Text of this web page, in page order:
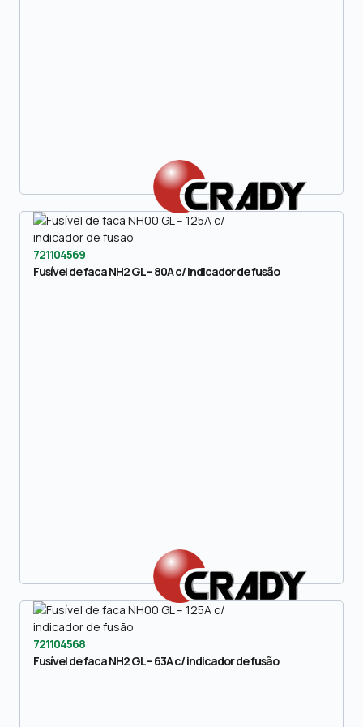
721104569
Fusível de faca NH2 GL – 80A c/ indicador de fusão
721104568
Fusível de faca NH2 GL – 63A c/ indicador de fusão